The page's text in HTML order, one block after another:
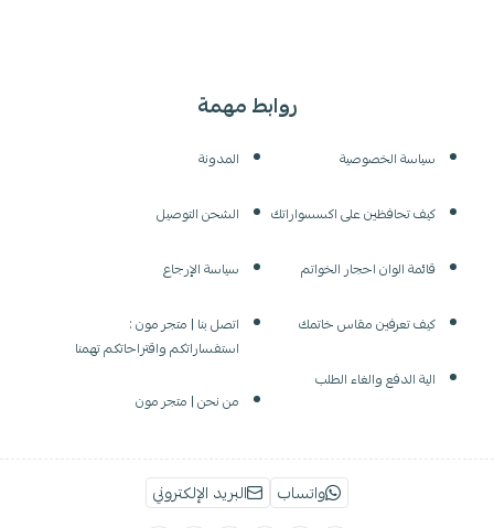
روابط مهمة
سياسة الخصوصية
كيف تحافظين على اكسسواراتك
قائمة الوان احجار الخواتم
كيف تعرفين مقاس خاتمك
الية الدفع والغاء الطلب
المدونة
الشحن التوصيل
سياسة الإرجاع
اتصل بنا | متجر مون :
استفساراتكم واقتراحاتكم تهمنا
من نحن | متجر مون
واتساب البريد الإلكتروني